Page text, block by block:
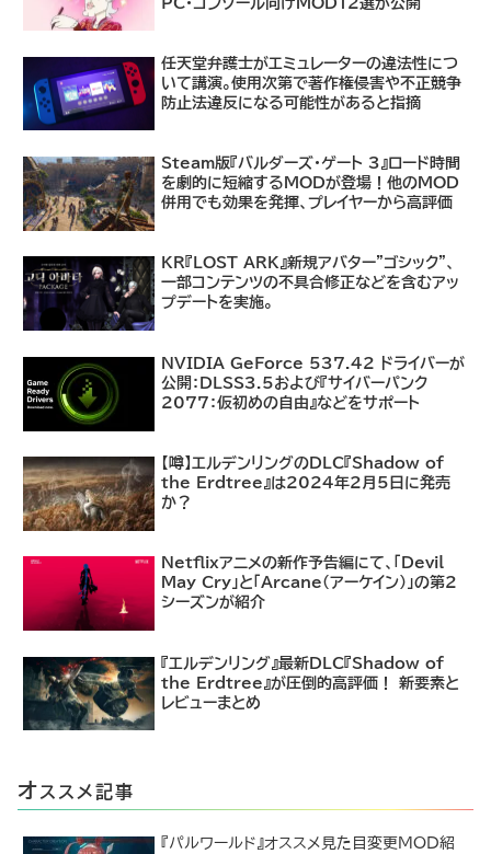
PC・コンソール向けMOD12選が公開
任天堂弁護士がエミュレーターの違法性につ
いて講演。使用次第で著作権侵害や不正競争
防止法違反になる可能性があると指摘
Steam版『バルダーズ・ゲート 3』ロード時間
を劇的に短縮するMODが登場！他のMOD
併用でも効果を発揮、プレイヤーから高評価
KR『LOST ARK』新規アバター"ゴシック"、
一部コンテンツの不具合修正などを含むアッ
プデートを実施。
NVIDIA GeForce 537.42 ドライバーが
公開：DLSS3.5および『サイバーパンク
2077：仮初めの自由』などをサポート
【噂】エルデンリングのDLC『Shadow of
the Erdtree』は2024年2月5日に発売
か？
Netflixアニメの新作予告編にて、「Devil
May Cry」と「Arcane（アーケイン）」の第2
シーズンが紹介
『エルデンリング』最新DLC『Shadow of
the Erdtree』が圧倒的高評価！ 新要素と
レビューまとめ
オ ススメ記事
『パルワールド』オススメ見た目変更MOD紹